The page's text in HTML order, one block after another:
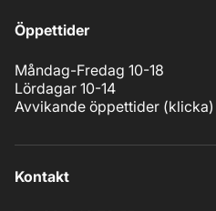
Öppettider
Måndag-Fredag 10-18
Lördagar 10-14
Avvikande öppettider (klicka)
Kontakt